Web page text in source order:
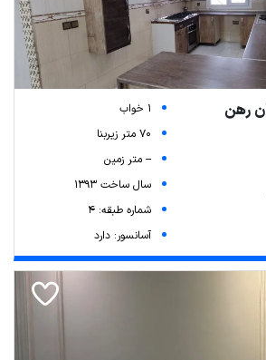
1 خواب
70 متر زیربنا
-- متر زمین
سال ساخت 1393
شماره طبقه: 4
آسانسور: دارد